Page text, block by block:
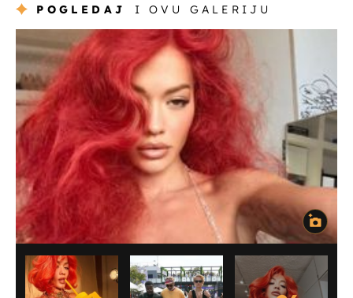
POGLEDAJ I OVU GALERIJU